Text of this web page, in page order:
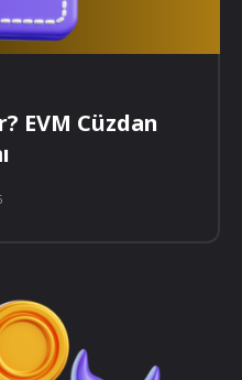
EVM Cüzdan